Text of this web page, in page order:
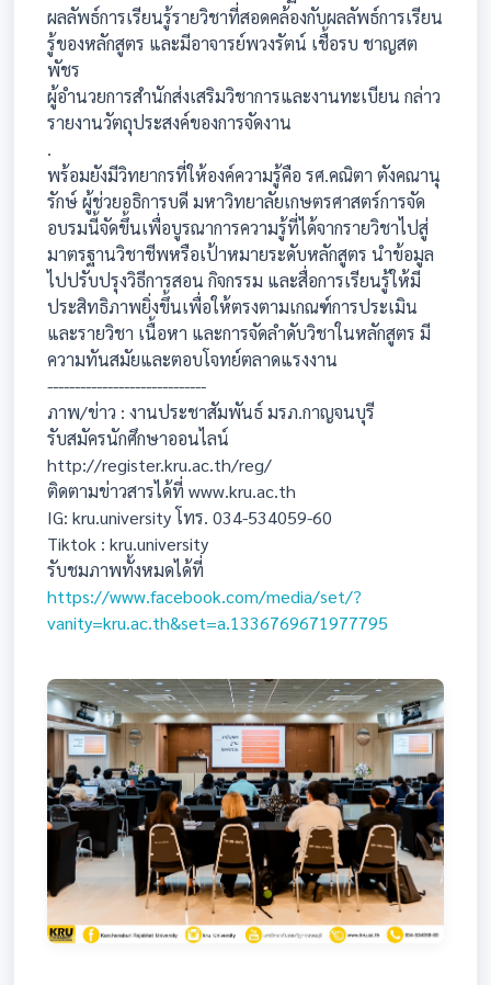
ผลลัพธ์การเรียนรู้รายวิชาที่สอดคล้องกับผลลัพธ์การเรียน
รู้ของหลักสูตร และมีอาจารย์พวงรัตน์ เชื้อรบ ชาญสต
พัชร
ผู้อำนวยการสำนักส่งเสริมวิชาการและงานทะเบียน กล่าว
รายงานวัตถุประสงค์ของการจัดงาน
.
พร้อมยังมีวิทยากรที่ให้องค์ความรู้คือ รศ.คณิตา ตังคณานุ
รักษ์ ผู้ช่วยอธิการบดี มหาวิทยาลัยเกษตรศาสตร์การจัด
อบรมนี้จัดขึ้นเพื่อบูรณาการความรู้ที่ได้จากรายวิชาไปสู่
มาตรฐานวิชาชีพหรือเป้าหมายระดับหลักสูตร นำข้อมูล
ไปปรับปรุงวิธีการสอน กิจกรรม และสื่อการเรียนรู้ให้มี
ประสิทธิภาพยิ่งขึ้นเพื่อให้ตรงตามเกณฑ์การประเมิน
และรายวิชา เนื้อหา และการจัดลำดับวิชาในหลักสูตร มี
ความทันสมัยและตอบโจทย์ตลาดแรงงาน
-----------------------------
ภาพ/ข่าว : งานประชาสัมพันธ์ มรภ.กาญจนบุรี
รับสมัครนักศึกษาออนไลน์
http://register.kru.ac.th/reg/
ติดตามข่าวสารได้ที่ www.kru.ac.th
IG: kru.university โทร. 034-534059-60
Tiktok : kru.university
รับชมภาพทั้งหมดได้ที่
https://www.facebook.com/media/set/?
vanity=kru.ac.th&set=a.1336769671977795